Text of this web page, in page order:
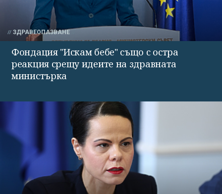
ЗДРАВЕОПАЗВАНЕ
Фондация "Искам бебе" също с остра
реакция срещу идеите на здравната
министърка